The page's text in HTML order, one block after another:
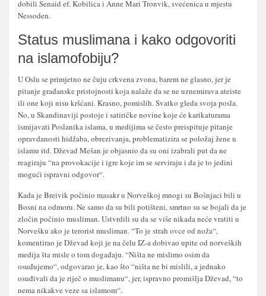
dobili Senaid ef. Kobilica i Anne Mari Tronvik, svećenica u mjestu
Nessoden.
Status muslimana i kako odgovoriti
na islamofobiju?
U Oslu se primjetno ne čuju crkvena zvona, barem ne glasno, jer je
pitanje građanske pristojnosti koja nalaže da se ne uznemirava ateiste
ili one koji nisu kršćani. Krasno, pomislih. Svatko gleda svoja posla.
No, u Skandinaviji postoje i satiričke novine koje će karikaturama
ismijavati Poslanika islama, u medijima se često preispituje pitanje
opravdanosti hidžaba, obrezivanja, problematizira se položaj žene u
islamu itd. Dževad Mešan je objasnio da su oni izabrali put da ne
reagiraju “na provokacije i igre koje im se serviraju i da je to jedini
mogući ispravni odgovor“.
Kada je Breivik počinio masakr u Norveškoj mnogi su Bošnjaci bili u
Bosni na odmoru. Ne samo da su bili potišteni, smrtno su se bojali da je
zločin počinio musliman. Ustvrdili su da se više nikada neće vratiti u
Norvešku ako je terorist musliman. “To je strah ovce od noža“,
komentirao je Dževad koji je na čelu IZ-a dobivao upite od norveških
medija šta misle o tom događaju. “Ništa ne mislimo osim da
osuđujemo“, odgovarao je, kao što “ništa ne bi mislili, a jednako
osuđivali da je riječ o muslimanu“, jer, ispravno promišlja Dževad, “to
nema nikakve veze sa islamom“.